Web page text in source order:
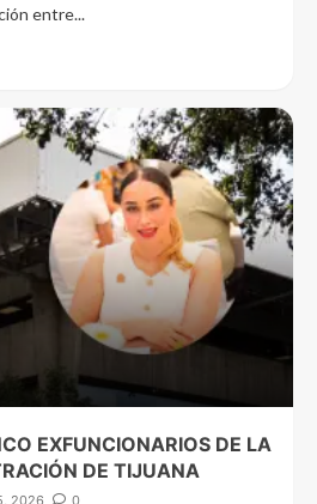
entre...
EXFUNCIONARIOS DE LA
DE TIJUANA